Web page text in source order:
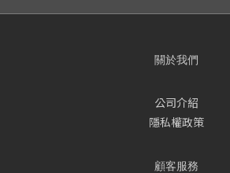
關於我們
公司介紹
隱私權政策
顧客服務